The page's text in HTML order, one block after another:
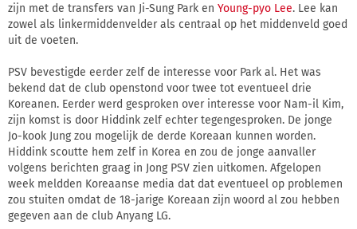
zijn met de transfers van Ji-Sung Park en Young-pyo Lee. Lee kan
zowel als linkermiddenvelder als centraal op het middenveld goed
uit de voeten.
PSV bevestigde eerder zelf de interesse voor Park al. Het was
bekend dat de club openstond voor twee tot eventueel drie
Koreanen. Eerder werd gesproken over interesse voor Nam-il Kim,
zijn komst is door Hiddink zelf echter tegengesproken. De jonge
Jo-kook Jung zou mogelijk de derde Koreaan kunnen worden.
Hiddink scoutte hem zelf in Korea en zou de jonge aanvaller
volgens berichten graag in Jong PSV zien uitkomen. Afgelopen
week meldden Koreaanse media dat dat eventueel op problemen
zou stuiten omdat de 18-jarige Koreaan zijn woord al zou hebben
gegeven aan de club Anyang LG.